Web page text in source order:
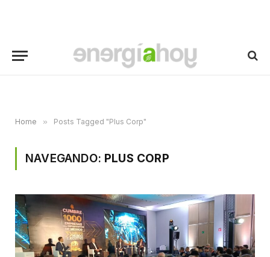
Home » Posts Tagged "Plus Corp"
NAVEGANDO: PLUS CORP